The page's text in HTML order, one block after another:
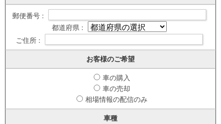
郵便番号 :
都道府県 :
ご住所 :
お客様のご希望
車の購入
車の売却
相場情報の配信のみ
車種